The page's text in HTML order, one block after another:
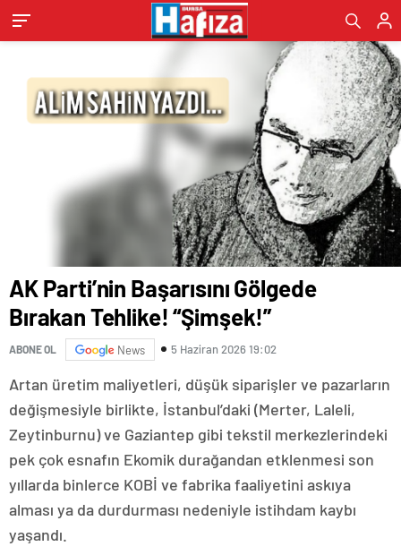
AK Parti’nin Başarısını Gölgede
Bırakan Tehlike! “Şimşek!”
ABONE OL News 5 Haziran 2026 19:02
Artan üretim maliyetleri, düşük siparişler ve pazarların
değişmesiyle birlikte, İstanbul’daki (Merter, Laleli,
Zeytinburnu) ve Gaziantep gibi tekstil merkezlerindeki
pek çok esnafın Ekomik durağandan etklenmesi son
yıllarda binlerce KOBİ ve fabrika faaliyetini askıya
alması ya da durdurması nedeniyle istihdam kaybı
yaşandı.